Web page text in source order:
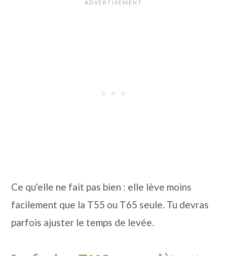
Ce qu'elle ne fait pas bien : elle lève moins
facilement que la T55 ou T65 seule. Tu devras
parfois ajuster le temps de levée.